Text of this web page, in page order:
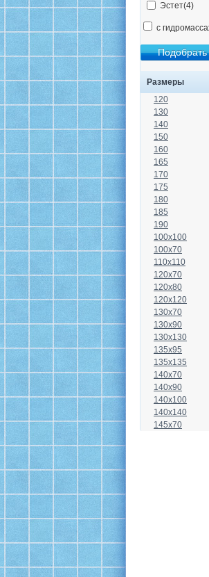
Эстет(4)
с
Размеры
120
130
140
150
160
165
170
175
180
185
190
100x100
100x70
110x110
120x70
120x80
120x120
130x70
130x90
130x130
135x95
135x135
140x70
140x90
140x100
140x140
145x70